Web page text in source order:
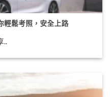
輕鬆考照，安全上路
..